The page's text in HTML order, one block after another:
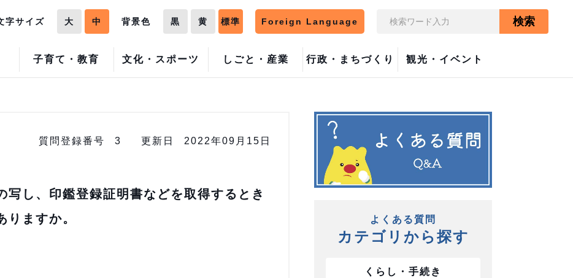
子育て・教育 文化・スポーツ しごと・産業 行政・まちづくり 観光・イベント
字サイズ 大 中 背景色 黒 黄 標準 Foreign Language 検索
質問登録番号 3 更新日 2022年09月15日
写し、印鑑登録証明書などを取得するとき
りますか。
よくある質問
カテゴリから探す
くらし・手続き